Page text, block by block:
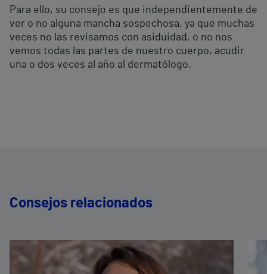
Para ello, su consejo es que independientemente de
ver o no alguna mancha sospechosa, ya que muchas
veces no las revisamos con asiduidad, o no nos
vemos todas las partes de nuestro cuerpo, acudir
una o dos veces al año al dermatólogo.
Consejos relacionados